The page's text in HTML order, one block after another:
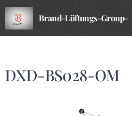
Brand-Lüftungs-Group-
DXD-BS028-OM